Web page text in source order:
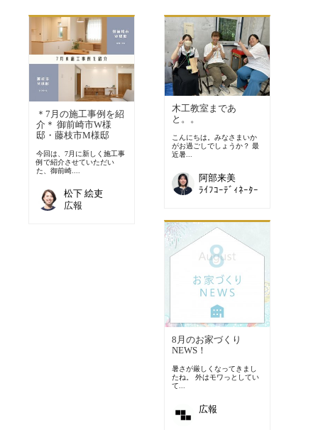
＊7月の施工事例を紹
介＊ 御前崎市W様
邸・藤枝市M様邸
今回は、7月に新しく施工事
例で紹介させていただい
た、御前崎....
松下 絵吏
広報
木工教室まであ
と。。
こんにちは。みなさまいか
がお過ごしでしょうか？ 最
近暑...
阿部来美
ﾗｲﾌｺｰﾃﾞｨﾈｰﾀｰ
8月のお家づくり
NEWS！
暑さが厳しくなってきまし
たね。 外はモワっとしてい
て...
広報